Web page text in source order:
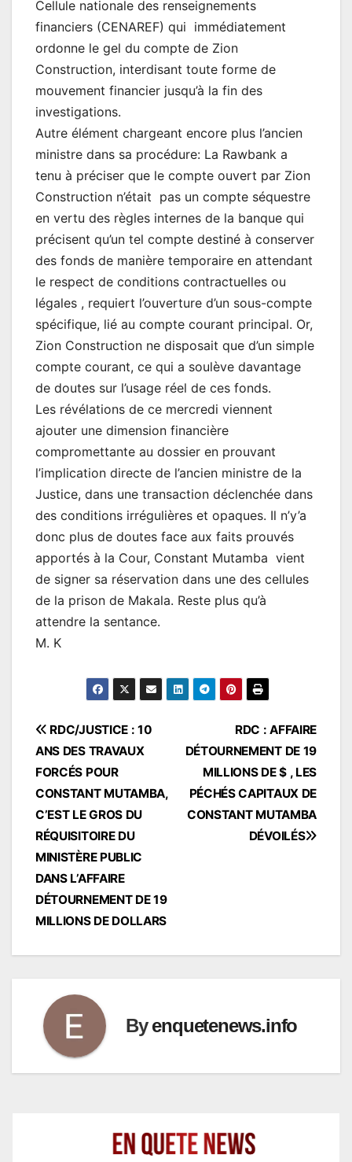
Cellule nationale des renseignements
financiers (CENAREF) qui immédiatement
ordonne le gel du compte de Zion
Construction, interdisant toute forme de
mouvement financier jusqu’à la fin des
investigations.
Autre élément chargeant encore plus l’ancien
ministre dans sa procédure: La Rawbank a
tenu à préciser que le compte ouvert par Zion
Construction n’était pas un compte séquestre
en vertu des règles internes de la banque qui
précisent qu’un tel compte destiné à conserver
des fonds de manière temporaire en attendant
le respect de conditions contractuelles ou
légales , requiert l’ouverture d’un sous-compte
spécifique, lié au compte courant principal. Or,
Zion Construction ne disposait que d’un simple
compte courant, ce qui a soulève davantage
de doutes sur l’usage réel de ces fonds.
Les révélations de ce mercredi viennent
ajouter une dimension financière
compromettante au dossier en prouvant
l’implication directe de l’ancien ministre de la
Justice, dans une transaction déclenchée dans
des conditions irrégulières et opaques. Il n’y’a
donc plus de doutes face aux faits prouvés
apportés à la Cour, Constant Mutamba vient
de signer sa réservation dans une des cellules
de la prison de Makala. Reste plus qu’à
attendre la sentance.
M. K
Navigation
de
l’article
RDC : AFFAIRE
DÉTOURNEMENT DE 19
MILLIONS DE $ , LES
PÉCHÉS CAPITAUX DE
CONSTANT MUTAMBA
DÉVOILÉS
RDC/JUSTICE : 10
ANS DES TRAVAUX
FORCÉS POUR
CONSTANT MUTAMBA,
C’EST LE GROS DU
RÉQUISITOIRE DU
MINISTÈRE PUBLIC
DANS L’AFFAIRE
DÉTOURNEMENT DE 19
MILLIONS DE DOLLARS
Byenquetenews.info